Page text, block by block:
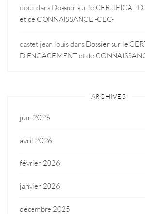
douxdans Dossier sur le CERTIFICAT
et de CONNAISSANCE -CEC-
castet jean louisdans Dossier sur le
D’ENGAGEMENT et de
ARCHIVES
juin 2026
avril 2026
février 2026
janvier 2026
décembre 2025